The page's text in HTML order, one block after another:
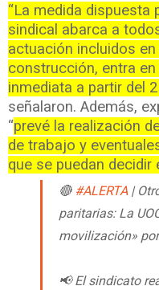
“La medida dispuesta
sindical abarca a
actuación incluidos
construcción, entra
inmediata a partir del
señalaron. Además,
“prevé la realización
de trabajo y
que se puedan decidir
🔴 #ALERTA|
paritarias: La
movilización»
📢 El sindicato